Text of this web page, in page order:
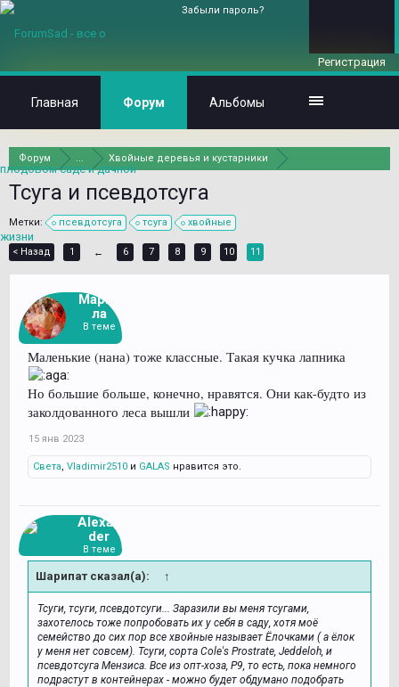
Форум ... Хвойные деревья и кустарники
Тсуга и псевдотсуга
Метки: псевдотсуга тсуга хвойные
< Назад 1 ← 6 7 8 9 10 11
Марго
ла
В теме
Маленькие (нана) тоже классные. Такая кучка лапника
Но большие больше, конечно, нравятся. Они как-будто из
заколдованного леса вышли
15 янв 2023
Света, Vladimir2510 и GALAS нравится это.
Alexan
der
В теме
Шарипат сказал(а): ↑
Тсуги, тсуги, псевдотсуги... Заразили вы меня тсугами,
захотелось тоже попробовать их у себя в саду, хотя моё
семейство до сих пор все хвойные называет Ёлочками ( а ёлок
у меня нет совсем). Тсуги, сорта Cole's Prostrate, Jeddeloh, и
псевдотсуга Мензиса. Все из опт-хоза, P9, то есть, пока немного
подрастут в контейнерах - можно будет обдумано подобрать
Забыли пароль?
Регистрация
Главная Форум Альбомы